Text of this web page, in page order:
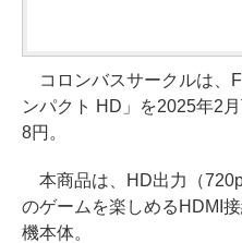
コロンバスサークルは、
ンパクト HD」を2025年2
8円。
本商品は、HD出力（
のゲームを楽しめるHDMI
機本体。